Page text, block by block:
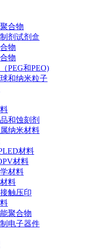
合物
剂试剂盒
物
物
PEG和PEO)
和纳米粒子
和蚀刻剂
纳米材料
材料
材料
材料
料
触压印
聚合物
电子器件